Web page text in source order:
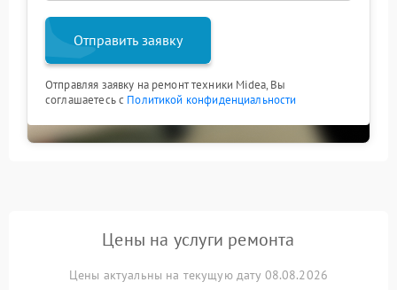
Отправить заявку
Отправляя заявку на ремонт техники Midea, Вы
соглашаетесь с Политикой конфиденциальности
Цены на услуги ремонта
Цены актуальны на текущую дату 08.08.2026